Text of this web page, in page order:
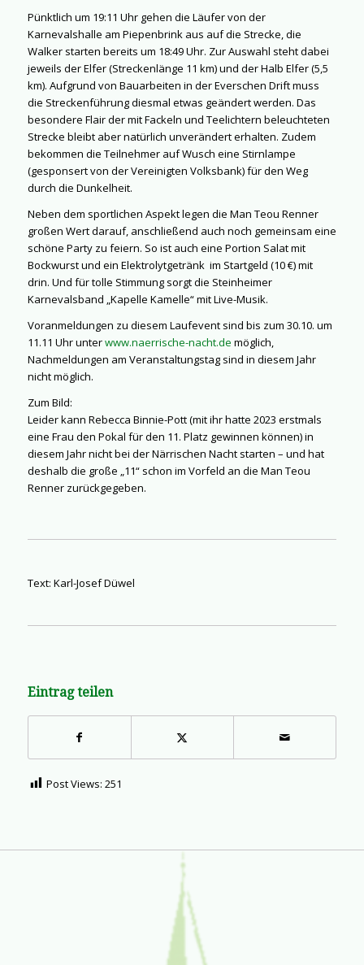
Pünktlich um 19:11 Uhr gehen die Läufer von der
Karnevalshalle am Piepenbrink aus auf die Strecke, die
Walker starten bereits um 18:49 Uhr. Zur Auswahl steht dabei
jeweils der Elfer (Streckenlänge 11 km) und der Halb Elfer (5,5
km). Aufgrund von Bauarbeiten in der Everschen Drift muss
die Streckenführung diesmal etwas geändert werden. Das
besondere Flair der mit Fackeln und Teelichtern beleuchteten
Strecke bleibt aber natürlich unverändert erhalten. Zudem
bekommen die Teilnehmer auf Wusch eine Stirnlampe
(gesponsert von der Vereinigten Volksbank) für den Weg
durch die Dunkelheit.
Neben dem sportlichen Aspekt legen die Man Teou Renner
großen Wert darauf, anschließend auch noch gemeinsam eine
schöne Party zu feiern. So ist auch eine Portion Salat mit
Bockwurst und ein Elektrolytgetränk im Startgeld (10 €) mit
drin. Und für tolle Stimmung sorgt die Steinheimer
Karnevalsband „Kapelle Kamelle“ mit Live-Musik.
Voranmeldungen zu diesem Laufevent sind bis zum 30.10. um
11.11 Uhr unterwww.naerrische-nacht.de möglich,
Nachmeldungen am Veranstaltungstag sind in diesem Jahr
nicht möglich.
Zum Bild:
Leider kann Rebecca Binnie-Pott (mit ihr hatte 2023 erstmals
eine Frau den Pokal für den 11. Platz gewinnen können) in
diesem Jahr nicht bei der Närrischen Nacht starten – und hat
deshalb die große „11“ schon im Vorfeld an die Man Teou
Renner zurückgegeben.
Text: Karl-Josef Düwel
Eintrag teilen
Post Views: 251